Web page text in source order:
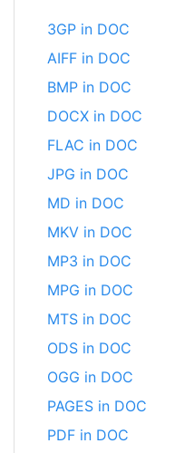
3GP in DOC
AIFF in DOC
BMP in DOC
DOCX in DOC
FLAC in DOC
JPG in DOC
MD in DOC
MKV in DOC
MP3 in DOC
MPG in DOC
MTS in DOC
ODS in DOC
OGG in DOC
PAGES in DOC
PDF in DOC